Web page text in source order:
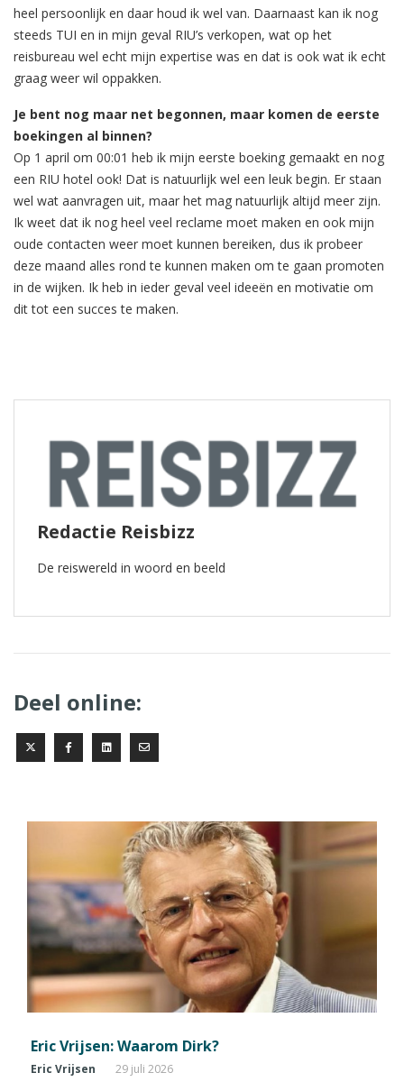
heel persoonlijk en daar houd ik wel van. Daarnaast kan ik nog
steeds TUI en in mijn geval RIU’s verkopen, wat op het
reisbureau wel echt mijn expertise was en dat is ook wat ik echt
graag weer wil oppakken.
Je bent nog maar net begonnen, maar komen de eerste
boekingen al binnen?
Op 1 april om 00:01 heb ik mijn eerste boeking gemaakt en nog
een RIU hotel ook! Dat is natuurlijk wel een leuk begin. Er staan
wel wat aanvragen uit, maar het mag natuurlijk altijd meer zijn.
Ik weet dat ik nog heel veel reclame moet maken en ook mijn
oude contacten weer moet kunnen bereiken, dus ik probeer
deze maand alles rond te kunnen maken om te gaan promoten
in de wijken. Ik heb in ieder geval veel ideeën en motivatie om
dit tot een succes te maken.
Redactie Reisbizz
De reiswereld in woord en beeld
Deel online:
Eric Vrijsen: Waarom Dirk?
Eric Vrijsen 29 juli 2026